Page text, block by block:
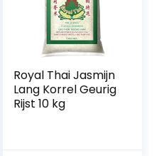
Royal Thai Jasmijn
Lang Korrel Geurig
Rijst 10 kg